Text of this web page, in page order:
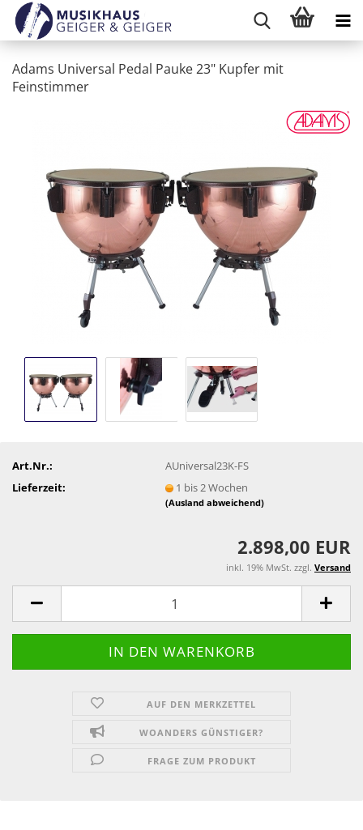
Adams Universal Pedal Pauke 23" Kupfer mit
Feinstimmer
Art.Nr.:
AUniversal23K-FS
Lieferzeit:
1 bis 2 Wochen
(Ausland abweichend)
2.898,00 EUR
inkl. 19% MwSt. zzgl. Versand
AUF DEN MERKZETTEL
WOANDERS GÜNSTIGER?
FRAGE ZUM PRODUKT